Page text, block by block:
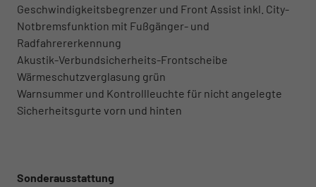
Geschwindigkeitsbegrenzer und Front Assist inkl. City-
Notbremsfunktion mit Fußgänger- und
Radfahrererkennung
Akustik-Verbundsicherheits-Frontscheibe
Wärmeschutzverglasung grün
Warnsummer und Kontrollleuchte für nicht angelegte
Sicherheitsgurte vorn und hinten
Sonderausstattung